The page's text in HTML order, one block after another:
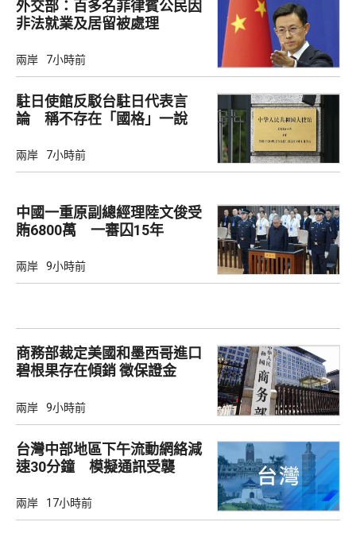
外交部：百多名菲律賓公民因
非法就業及居留被處理
兩岸 7小時前
駐日使館反駁台駐日代表言
論 稱不存在「國格」一說
兩岸 7小時前
中國一重原副總經理陸文俊受
賄6800萬 一審囚15年
兩岸 9小時前
商務部裁定美國和墨西哥進口
碧根果存在傾銷 徵保證金
兩岸 9小時前
台灣中部地區下午流動網絡減
速30分鐘 模擬通訊受襲
兩岸 17小時前